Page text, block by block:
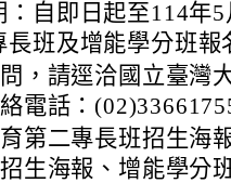
：自即日起至114年
長班及增能學分班
，請逕洽國立臺灣
電話：
第二專長班招生海
生海報、增能學分